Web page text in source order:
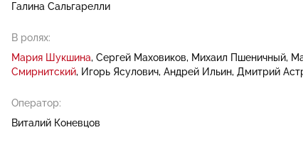
Галина Сальгарелли
В ролях:
Мария Шукшина Сергей Маховиков Михаил Пшеничный
Смирнитский Игорь Ясулович Андрей Ильин Дмитрий
Оператор:
Виталий Коневцов